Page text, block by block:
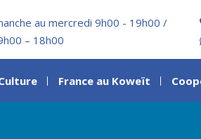
au mercredi 9h00 - 19h00 /
– 18h00
France au Koweït